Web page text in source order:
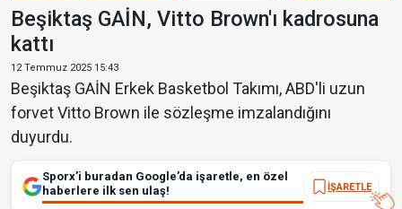
Beşiktaş GAİN, Vitto Brown'ı kadrosuna
kattı
12 Temmuz 2025 15:43
Beşiktaş GAİN Erkek Basketbol Takımı, ABD'li uzun
forvet Vitto Brown ile sözleşme imzalandığını
duyurdu.
Sporx’i buradan Google’da işaretle, en özel
haberlere ilk sen ulaş!
İŞARETLE